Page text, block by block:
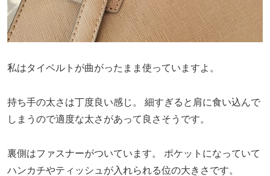
私はタイベルトが曲がったまま使っていますよ。
持ち手の太さは丁度良い感じ。
細すぎると肩に食い込んで
しまうので適度な太さがあって良さそうです。
裏側はファスナーがついています。
ポケットになっていて
ハンカチやティッシュが入れられる位の大きさです。